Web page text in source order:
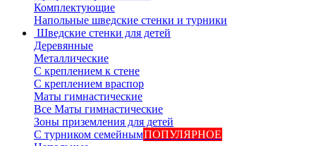
Комплектующие
Напольные шведские стенки и турники
Шведские стенки для детей
Деревянные
Металлические
С креплением к стене
С креплением враспор
Маты гимнастические
Все Маты гимнастические
Зоны приземления для детей
С турником семейнымПОПУЛЯРНОЕ